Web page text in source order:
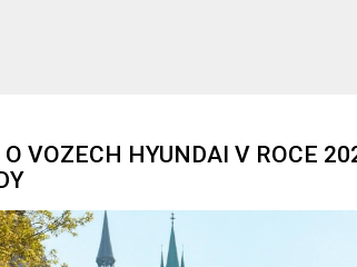
VOZECH HYUNDAI V ROCE